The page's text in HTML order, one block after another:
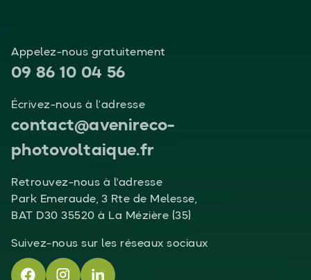
Appelez-nous gratuitement
09 86 10 04 56
Écrivez-nous à l’adresse
contact@avenireco-
photovoltaique.fr
Retrouvez-nous à l'adresse
Park Emeraude, 3 Rte de Melesse,
BAT D30 35520 à La Mézière (35)
Suivez-nous sur les réseaux sociaux